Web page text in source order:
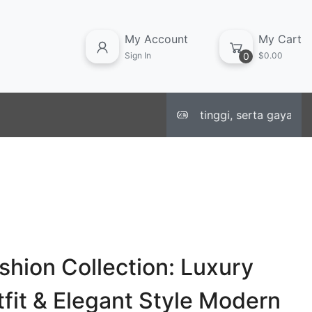
My Account
Sign In 0
My Cart
$0.00
material berkualitas tinggi, serta gaya stylish
Collection: Luxury
& Elegant Style Modern